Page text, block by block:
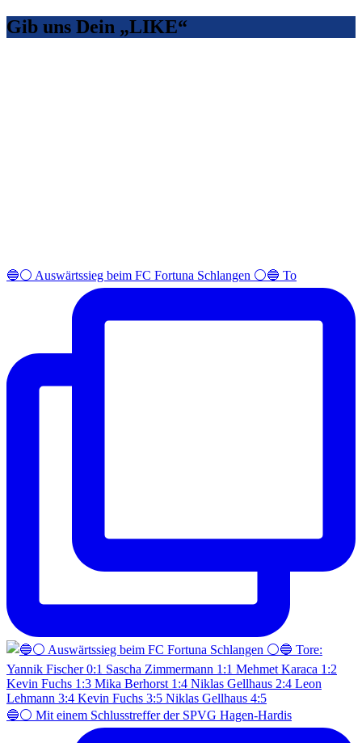
Gib uns Dein „LIKE“
🔵⚪️ Auswärtssieg beim FC Fortuna Schlangen ⚪️🔵 To
🔵⚪️ Mit einem Schlusstreffer der SPVG Hagen-Hardis